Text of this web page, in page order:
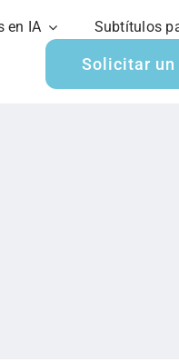
en IA Subtítulos
Solicitar un